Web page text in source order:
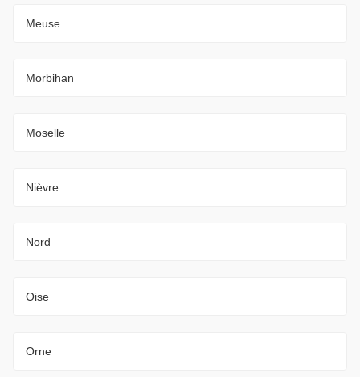
Meuse
Morbihan
Moselle
Nièvre
Nord
Oise
Orne